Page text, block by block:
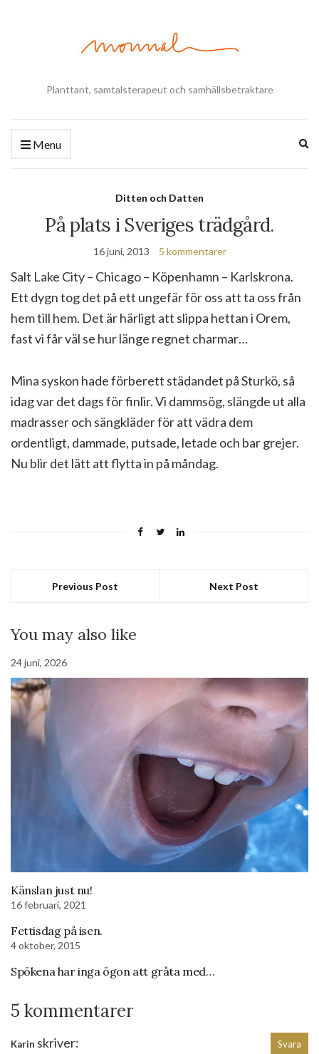
Planttant, samtalsterapeut och samhällsbetraktare
Menu
Ditten och Datten
På plats i Sveriges trädgård.
16 juni, 2013 5 kommentarer
Salt Lake City – Chicago – Köpenhamn – Karlskrona.
Ett dygn tog det på ett ungefär för oss att ta oss från
hem till hem. Det är härligt att slippa hettan i Orem,
fast vi får väl se hur länge regnet charmar…
Mina syskon hade förberett städandet på Sturkö, så
idag var det dags för finlir. Vi dammsög, slängde ut alla
madrasser och sängkläder för att vädra dem
ordentligt, dammade, putsade, letade och bar grejer.
Nu blir det lätt att flytta in på måndag.
Previous Post Next Post
You may also like
24 juni, 2026
Känslan just nu!
16 februari, 2021
Fettisdag på isen.
4 oktober, 2015
Spökena har inga ögon att gråta med…
5 kommentarer
Karin skriver: Svara